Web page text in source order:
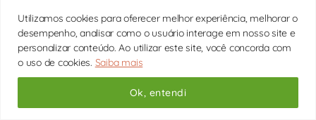
Utilizamos cookies para oferecer melhor experiência, melhorar o
desempenho, analisar como o usuário interage em nosso site e
personalizar conteúdo. Ao utilizar este site, você concorda com
o uso de cookies. Saiba mais
Ok, entendi
11 4861-2233
Secretária das07hs às 21hs